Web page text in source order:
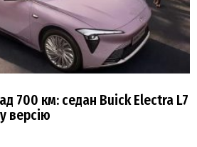
700 км: седан Buick Electra L7
версію